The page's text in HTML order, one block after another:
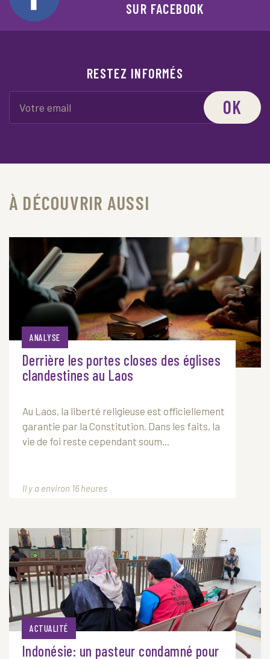
SUR FACEBOOK
RESTEZ INFORMÉS
OK
À DÉCOUVRIR AUSSI
ANALYSE
Derrière les portes closes des églises
clandestines au Laos
Au Laos, la liberté religieuse est officiellement
garantie par la Constitution. Dans les faits, la
vie de foi reste cependant soum...
Il y a environ 16 heures
ACTUALITÉ
Indonésie: un pasteur condamné pour